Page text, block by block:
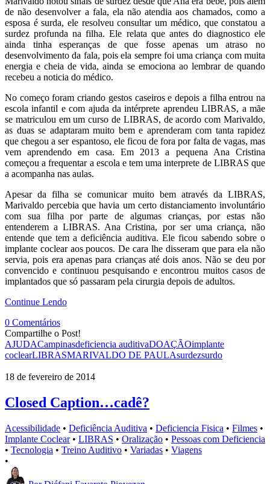
de não desenvolver a fala, ela não atendia aos chamados, como a
esposa é surda, ele resolveu consultar um médico, que constatou a
surdez profunda na filha. Ele relata que antes do diagnostico ele
ainda tinha esperanças de que fosse apenas um atraso no
desenvolvimento da fala, pois ela sempre foi uma criança com muita
energia e cheia de vida, ainda se emociona ao lembrar de quando
recebeu a noticia do médico.
No começo foram criando gestos caseiros e depois a filha entrou na
escola infantil e com ajuda da intérprete aprendeu LIBRAS, a mãe
se matriculou em um curso de LIBRAS, de acordo com Marivaldo,
as duas se adaptaram muito bem e aprenderam com tanta rapidez
que chegou a ser espantoso, ele ficou de fora por falta de vagas, mas
vem aprendendo em casa. Em 2013 a pequena Ana Cristina
começou a frequentar a escola e tem uma interprete de LIBRAS que
a acompanha nas aulas.
Apesar da filha se comunicar muito bem através da LIBRAS,
Marivaldo percebia que havia um certo distanciamento involuntário
com sua filha por parte de algumas crianças, por estas não
entenderem a LIBRAS. Ana Cristina, por ser uma criança, não
entende que tem a deficiência auditiva. Ele ficou sabendo sobre o
implante coclear aos poucos. De cara lhe disseram que para ela não
servia, pois era apenas para crianças até dois anos. Não se deu por
convencido e continuou pesquisando e encontrou muitos casos de
implantados que só passaram pela cirurgia depois de adultos.
Continue Lendo
0 Comentários
Compartilhe o Post!
AJUDACampinasdeficiencia auditivaDOAÇÃOimplante
coclearLIBRASMARIVALDO DE PAULAsurdezsurdo
18 de fevereiro de 2014
Closed Caption…cadê?
Acessibilidade • Deficiência Auditiva • Deficiencia Fisica • Filmes •
Implante Coclear • LIBRAS • Oralização • Pessoas com Deficiencia
• Tecnologia • Treino Auditivo • Variadas • Viagens
•